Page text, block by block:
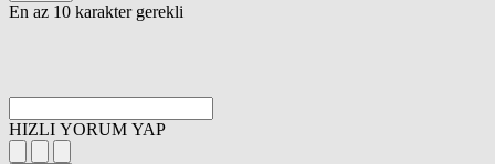
En az 10 karakter gerekli
HIZLI YORUM YAP